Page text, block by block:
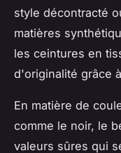
style décontracté
matières
les ceintures en
d'originalité grâce
En matière de
comme le noir, le
valeurs sûres qui